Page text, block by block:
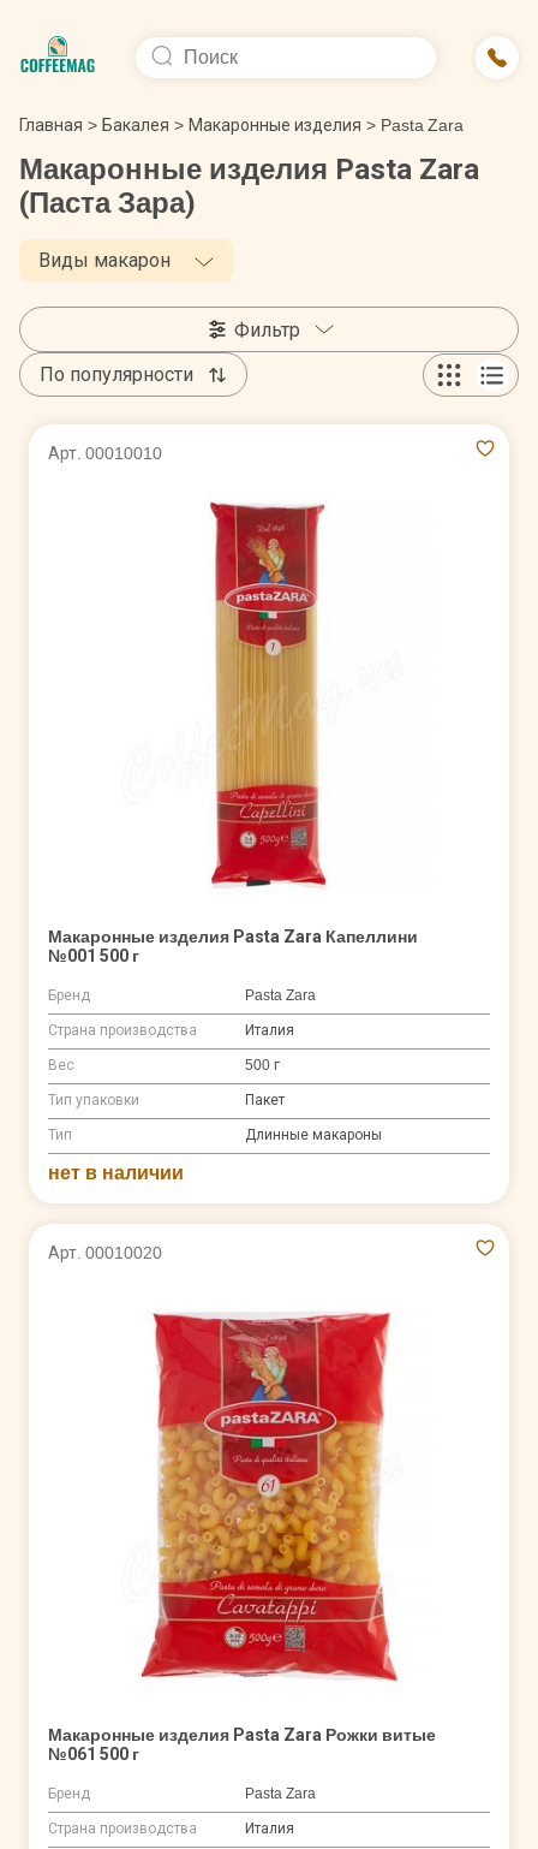
Главная > Бакалея > Макаронные изделия > Pasta Zara
Макаронные изделия Pasta Zara
(Паста Зара)
Виды макарон
Фильтр
По популярности
Арт. 00010010
Макаронные изделия Pasta Zara Капеллини
№001 500 г
Бренд Pasta Zara
Страна производства Италия
Вес 500 г
Тип упаковки Пакет
Тип Длинные макароны
нет в наличии
Арт. 00010020
Макаронные изделия Pasta Zara Рожки витые
№061 500 г
Бренд Pasta Zara
Страна производства Италия